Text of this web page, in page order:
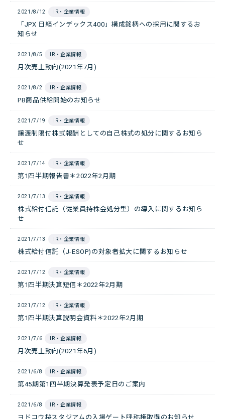
2021/8/12 IR・企業情報
「JPX 日経インデックス400」構成銘柄への採用に関するお
知らせ
2021/8/5 IR・企業情報
月次売上動向(2021年7月)
2021/8/2 IR・企業情報
PB商品供給開始のお知らせ
2021/7/19 IR・企業情報
譲渡制限付株式報酬としての自己株式の処分に関するお知ら
せ
2021/7/14 IR・企業情報
第1四半期報告書＊2022年2月期
2021/7/13 IR・企業情報
株式給付信託（従業員持株会処分型）の導入に関するお知ら
せ
2021/7/13 IR・企業情報
株式給付信託（J-ESOP)の対象者拡大に関するお知らせ
2021/7/12 IR・企業情報
第1四半期決算短信＊2022年2月期
2021/7/12 IR・企業情報
第1四半期決算説明会資料＊2022年2月期
2021/7/6 IR・企業情報
月次売上動向(2021年6月)
2021/6/8 IR・企業情報
第45期第1四半期決算発表予定日のご案内
2021/6/8 IR・企業情報
ヨドコウ桜スタジアムの入場ゲート呼称権取得のお知らせ